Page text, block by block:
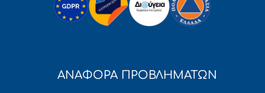
ΑΝΑΦΟΡΑ ΠΡΟΒΛΗΜΑΤΩΝ